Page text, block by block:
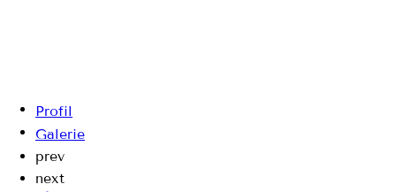
Profil
Galerie
prev
next